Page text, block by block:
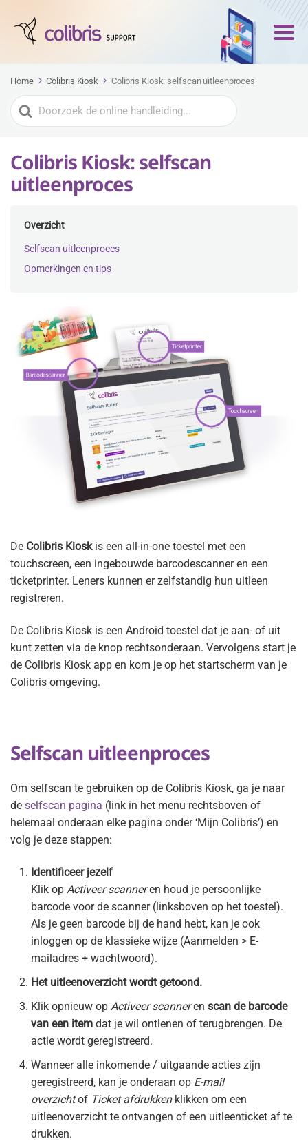
Home Colibris Kiosk Colibris Kiosk: selfscan uitleenproces
Zoeken
naar
Colibris Kiosk: selfscan
uitleenproces
Overzicht
Selfscan uitleenproces
Opmerkingen en tips
De Colibris Kioskis een all-in-one toestel met een
touchscreen, een ingebouwde barcodescanner en een
ticketprinter. Leners kunnen er zelfstandig hun uitleen
registreren.
De Colibris Kiosk is een Android toestel dat je aan- of uit
kunt zetten via de knop rechtsonderaan. Vervolgens start je
de Colibris Kiosk app en kom je op het startscherm van je
Colibris omgeving.
Selfscan uitleenproces
Om selfscan te gebruiken op de Colibris Kiosk, ga je naar
de selfscan pagina (link in het menu rechtsboven of
helemaal onderaan elke pagina onder ‘Mijn Colibris’) en
volg je deze stappen:
Identificeer jezelf
Klik op Activeer scanneren houd je persoonlijke
barcode voor de scanner (linksboven op het toestel).
Als je geen barcode bij de hand hebt, kan je ook
inloggen op de klassieke wijze (Aanmelden > E-
mailadres + wachtwoord).
Het uitleenoverzicht wordt getoond.
Klik opnieuw op Activeer scanneren scan de barcode
van een item dat je wil ontlenen of terugbrengen. De
actie wordt geregistreerd.
Wanneer alle inkomende / uitgaande acties zijn
geregistreerd, kan je onderaan op E-mail
overzichtof Ticket afdrukken klikken om een
uitleenoverzicht te ontvangen of een uitleenticket af te
drukken.